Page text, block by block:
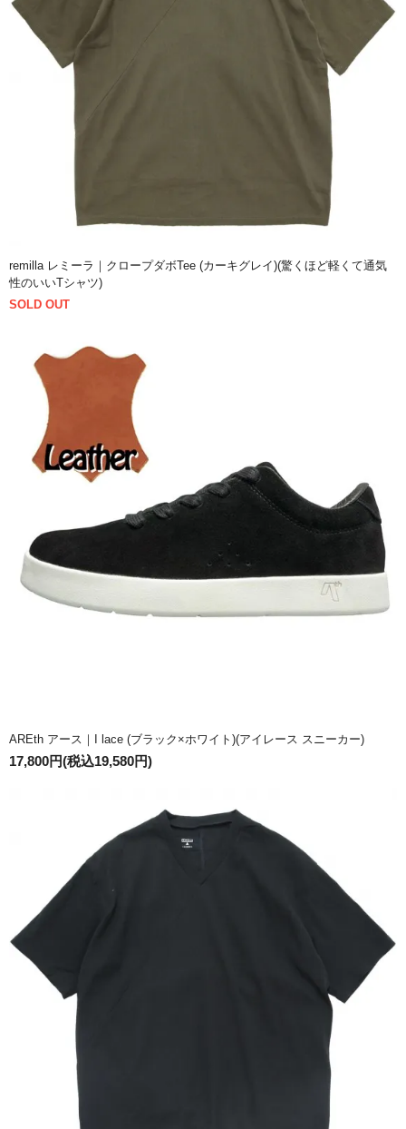
remilla レミーラ｜クロープダボTee (カーキグレイ)(驚くほど軽くて通気
性のいいTシャツ)
SOLD OUT
AREth アース｜I lace (ブラック×ホワイト)(アイレース スニーカー)
17,800円(税込19,580円)